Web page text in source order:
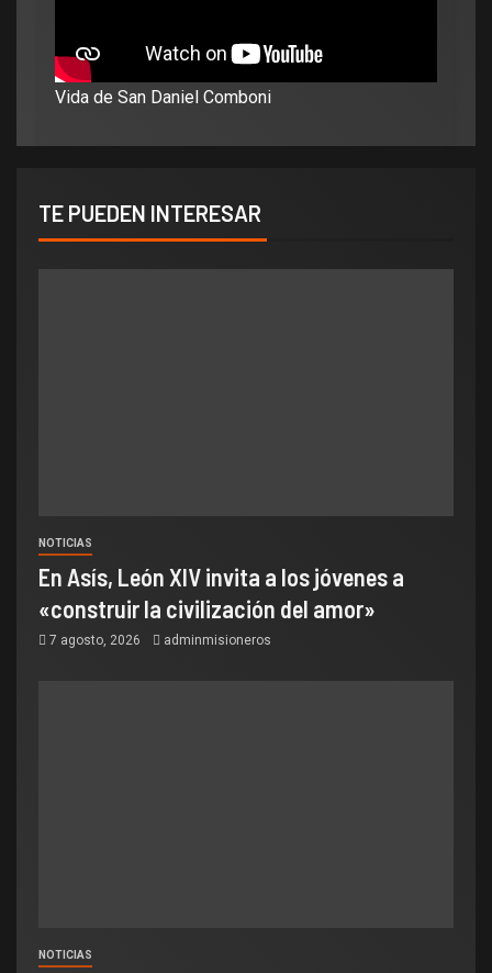
Vida de San Daniel Comboni
TE PUEDEN INTERESAR
NOTICIAS
En Asís, León XIV invita a los jóvenes a
«construir la civilización del amor»
7 agosto, 2026 adminmisioneros
NOTICIAS